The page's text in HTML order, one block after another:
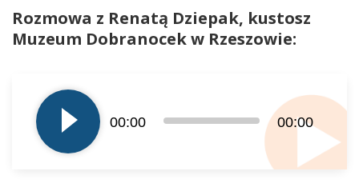
Rozmowa z Renatą Dziepak, kustosz
Muzeum Dobranocek w Rzeszowie:
plików
dźwiękowych
00:00 00:00